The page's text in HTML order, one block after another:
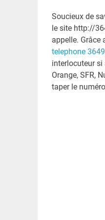
Soucieux de
le site http://
appelle. Grâce
telephone 3649
interlocuteur si
Orange, SFR,
taper le